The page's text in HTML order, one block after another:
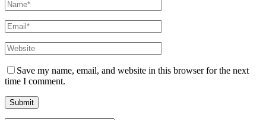
Save my name, email, and website in this browser for the next
time I comment.